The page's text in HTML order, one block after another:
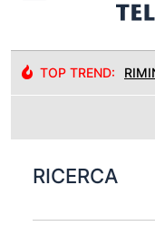
TOP TREND:
RICERCA